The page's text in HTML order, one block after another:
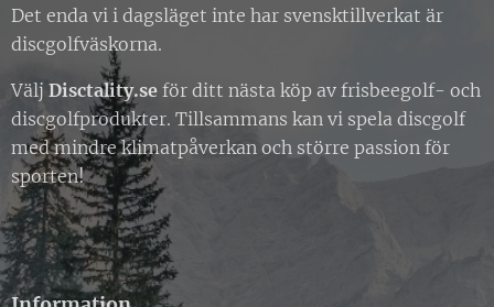
Det enda vi i dagsläget inte har svensktillverkat är
discgolfväskorna.
Välj Disctality.se för ditt nästa köp av frisbeegolf- och
discgolfprodukter. Tillsammans kan vi spela discgolf
med mindre klimatpåverkan och större passion för
sporten!